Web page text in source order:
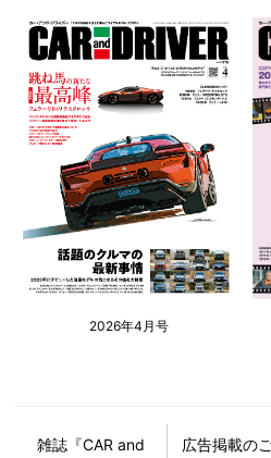
2026年4月号
雑誌『CAR and
広告掲載の